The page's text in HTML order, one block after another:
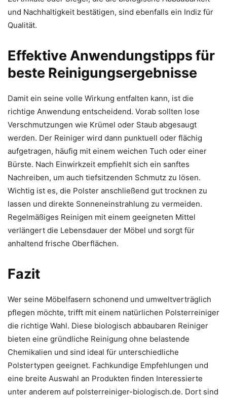
und Nachhaltigkeit bestätigen, sind ebenfalls ein Indiz für
Qualität.
Effektive Anwendungstipps für
beste Reinigungsergebnisse
Damit ein seine volle Wirkung entfalten kann, ist die
richtige Anwendung entscheidend. Vorab sollten lose
Verschmutzungen wie Krümel oder Staub abgesaugt
werden. Der Reiniger wird dann punktuell oder flächig
aufgetragen, häufig mit einem weichen Tuch oder einer
Bürste. Nach Einwirkzeit empfiehlt sich ein sanftes
Nachreiben, um auch tiefsitzenden Schmutz zu lösen.
Wichtig ist es, die Polster anschließend gut trocknen zu
lassen und direkte Sonneneinstrahlung zu vermeiden.
Regelmäßiges Reinigen mit einem geeigneten Mittel
verlängert die Lebensdauer der Möbel und sorgt für
anhaltend frische Oberflächen.
Fazit
Wer seine Möbelfasern schonend und umweltverträglich
pflegen möchte, trifft mit einem natürlichen Polsterreiniger
die richtige Wahl. Diese biologisch abbaubaren Reiniger
bieten eine gründliche Reinigung ohne belastende
Chemikalien und sind ideal für unterschiedliche
Polstertypen geeignet. Fachkundige Empfehlungen und
eine breite Auswahl an Produkten finden Interessierte
unter anderem auf polsterreiniger-biologisch.de. Dort sind